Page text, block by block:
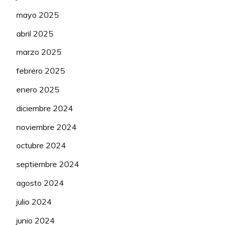
mayo 2025
abril 2025
marzo 2025
febrero 2025
enero 2025
diciembre 2024
noviembre 2024
octubre 2024
septiembre 2024
agosto 2024
julio 2024
junio 2024